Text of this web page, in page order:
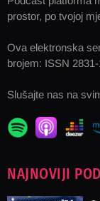
prostor, po tvojoj
Ova elektronska
brojem: ISSN
Slušajte nas na
NAJNOVIJI